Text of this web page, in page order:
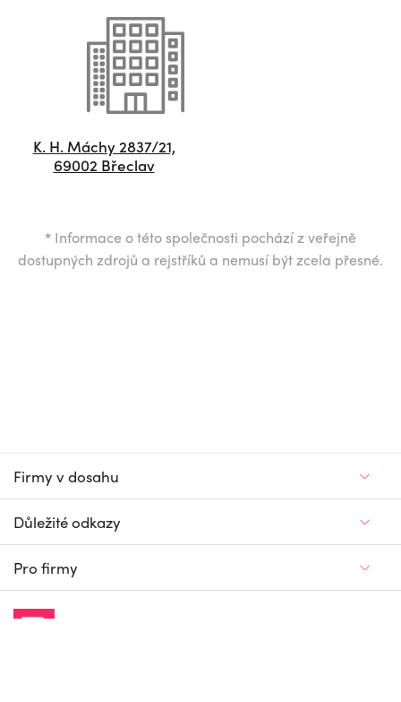
K. H. Máchy 2837/21,
69002 Břeclav
* Informace o této společnosti pochází z veřejně
dostupných zdrojů a rejstříků a nemusí být zcela přesné.
Firmy v dosahu
Důležité odkazy
Pro firmy